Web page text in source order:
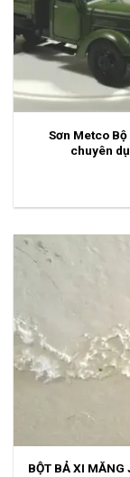
Sơn Metco
chuyên
BỘT BẢ XI MĂNG